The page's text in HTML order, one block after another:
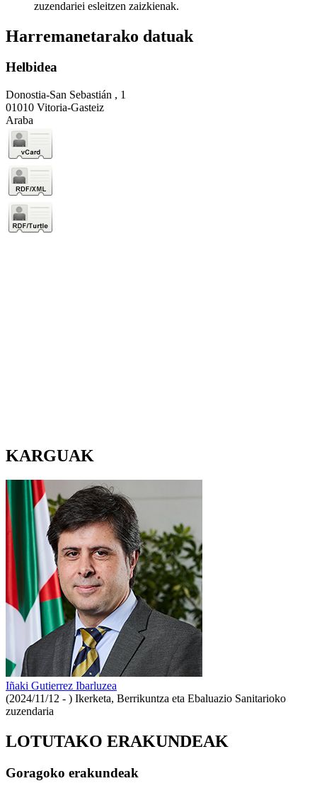
zuzendariei esleitzen zaizkienak.
Harremanetarako datuak
Helbidea
Donostia-San Sebastián , 1
01010 Vitoria-Gasteiz
Araba
KARGUAK
Iñaki Gutierrez Ibarluzea
(2024/11/12 - ) Ikerketa, Berrikuntza eta Ebaluazio Sanitarioko
zuzendaria
LOTUTAKO ERAKUNDEAK
Goragoko erakundeak